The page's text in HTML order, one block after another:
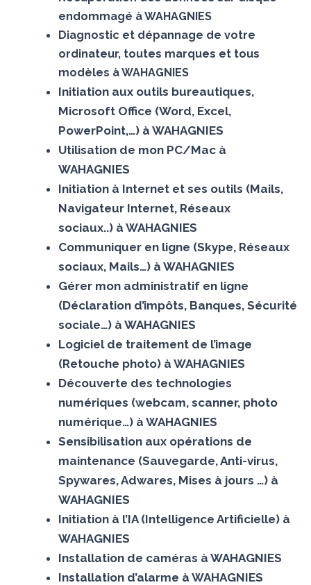
endommagé à WAHAGNIES
Diagnostic et dépannage de votre
ordinateur, toutes marques et tous
modèles à WAHAGNIES
Initiation aux outils bureautiques,
Microsoft Office (Word, Excel,
PowerPoint,…) à WAHAGNIES
Utilisation de mon PC/Mac à
WAHAGNIES
Initiation à Internet et ses outils (Mails,
Navigateur Internet, Réseaux
sociaux..) à WAHAGNIES
Communiquer en ligne (Skype, Réseaux
sociaux, Mails…) à WAHAGNIES
Gérer mon administratif en ligne
(Déclaration d’impôts, Banques, Sécurité
sociale…) à WAHAGNIES
Logiciel de traitement de l’image
(Retouche photo) à WAHAGNIES
Découverte des technologies
numériques (webcam, scanner, photo
numérique…) à WAHAGNIES
Sensibilisation aux opérations de
maintenance (Sauvegarde, Anti-virus,
Spywares, Adwares, Mises à jours …) à
WAHAGNIES
Initiation à l’IA (Intelligence Artificielle) à
WAHAGNIES
Installation de caméras à WAHAGNIES
Installation d’alarme à WAHAGNIES